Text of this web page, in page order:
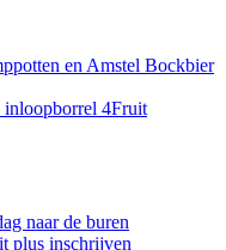
en Amstel Bockbier
inloopborrel 4Fruit
naar de buren
plus inschrijven